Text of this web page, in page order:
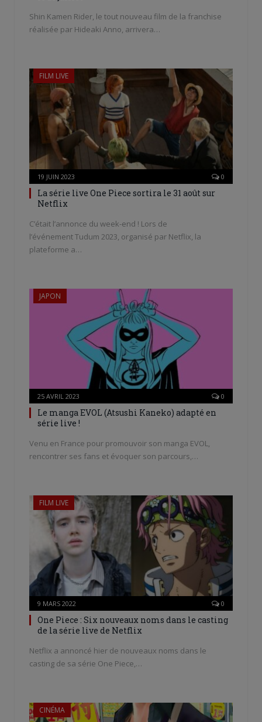
Shin Kamen Rider, le tout nouveau film de la franchise
réalisée par Hideaki Anno, arrivera…
FILM LIVE
19 JUIN 2023 0
La série live One Piece sortira le 31 août sur
Netflix
C’était l’annonce du week-end ! Lors de
l’événement Tudum 2023, organisé par Netflix, la
plateforme a…
JAPON
25 AVRIL 2023 0
Le manga EVOL (Atsushi Kaneko) adapté en
série live !
Venu en France pour promouvoir son manga EVOL,
rencontrer ses fans et évoquer son parcours,…
FILM LIVE
9 MARS 2022 0
One Piece : Six nouveaux noms dans le casting
de la série live de Netflix
Netflix a annoncé hier de nouveaux noms dans le
casting de sa série One Piece,…
CINÉMA